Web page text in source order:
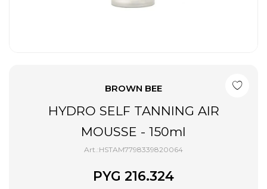
BROWN BEE
HYDRO SELF TANNING AIR
MOUSSE - 150ml
HSTAM7798339820064
PYG 216.324